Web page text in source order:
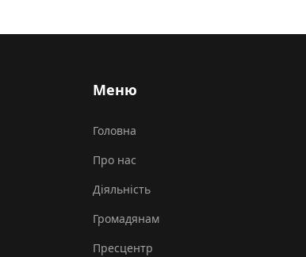
Меню
Головна
Про нас
Діяльність
Громадянам
Пресцентр